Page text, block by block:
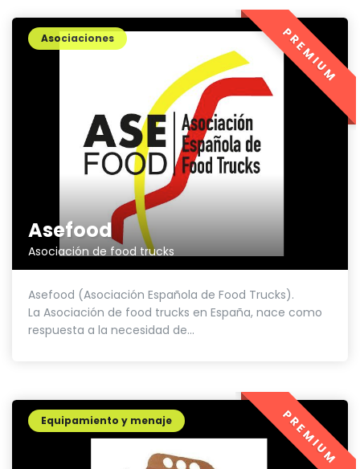
Asefood
Asociación de food trucks
Asociaciones
Asefood (Asociación Española de Food Trucks).
La Asociación de food trucks en España, nace como
respuesta a la necesidad de...
PREMIUM
Equipamiento y menaje PREMIUM